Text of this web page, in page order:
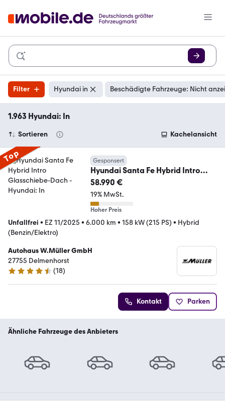
Filter Hyundai in Beschädigte Fahrzeuge: Nicht
1.963 Hyundai: In
Sortieren Kachelansicht
Top Gesponsert
Hyundai Santa Fe Hybrid Intro
Glasschiebe-Dach
58.990 €
19% MwSt.
Hoher Preis
Unfallfrei • EZ 11/2025 • 6.000 km • 158 kW (215 PS) • Hybrid
(Benzin/Elektro)
Autohaus W.Müller GmbH
27755 Delmenhorst
4.3 Sterne
(18)
Kontakt Parken
Ähnliche Fahrzeuge des Anbieters